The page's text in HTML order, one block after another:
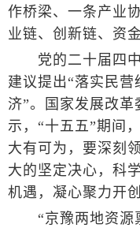
作桥梁、一条产业
业链、创新链、资
党的二十届四中
建议提出“落实民营
济”。国家发展改
示，“十五五”期间
大有可为，要深刻
大的坚定决心，科
机遇，凝心聚力开
“京豫两地资源